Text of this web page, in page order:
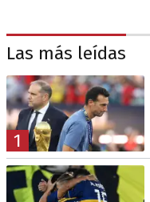
Las más leídas
1